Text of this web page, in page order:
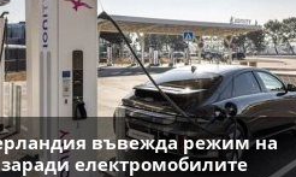
въвежда режим на
заради електромобилите